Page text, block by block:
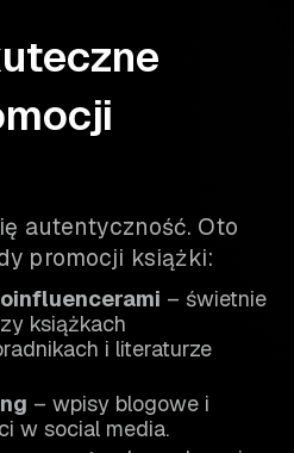
autentyczność. Oto
promocji książki:
– świetnie
książkach
i literaturze
– wpisy blogowe i
w social media.